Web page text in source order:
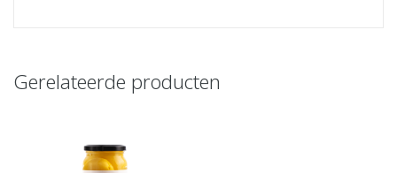
Gerelateerde producten